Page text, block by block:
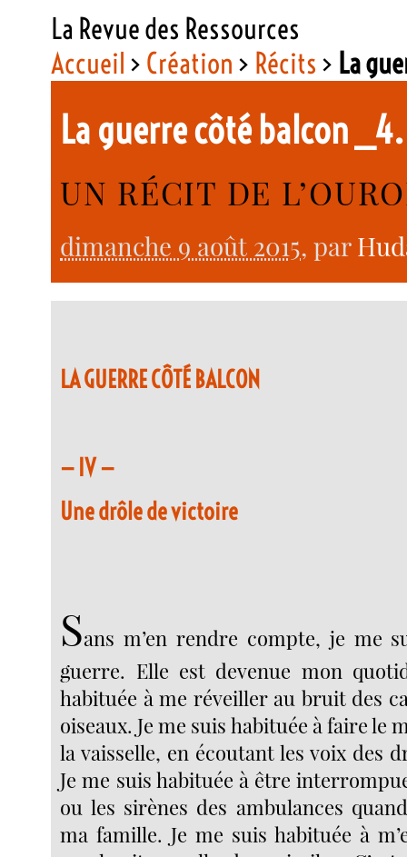
La Revue des Ressources
Accueil > Création > Récits > La
La guerre côté balcon
UN RÉCIT DE
dimanche 9 août 2015, par
LA GUERRE CÔTÉ BALCON
— IV —
Une drôle de victoire
Sans m’en rendre compte, je me
guerre. Elle est devenue mon
habituée à me réveiller au bruit des
oiseaux. Je me suis habituée à faire le
la vaisselle, en écoutant les voix des
Je me suis habituée à être
ou les sirènes des ambulances
ma famille. Je me suis habituée à